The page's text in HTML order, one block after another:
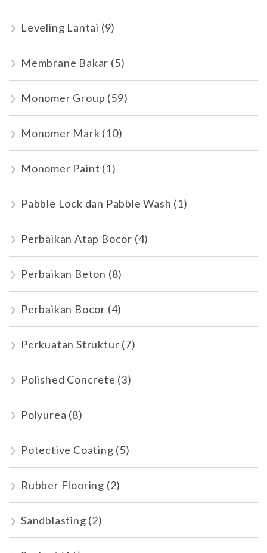
Leveling Lantai (9)
Membrane Bakar (5)
Monomer Group (59)
Monomer Mark (10)
Monomer Paint (1)
Pabble Lock dan Pabble Wash (1)
Perbaikan Atap Bocor (4)
Perbaikan Beton (8)
Perbaikan Bocor (4)
Perkuatan Struktur (7)
Polished Concrete (3)
Polyurea (8)
Potective Coating (5)
Rubber Flooring (2)
Sandblasting (2)